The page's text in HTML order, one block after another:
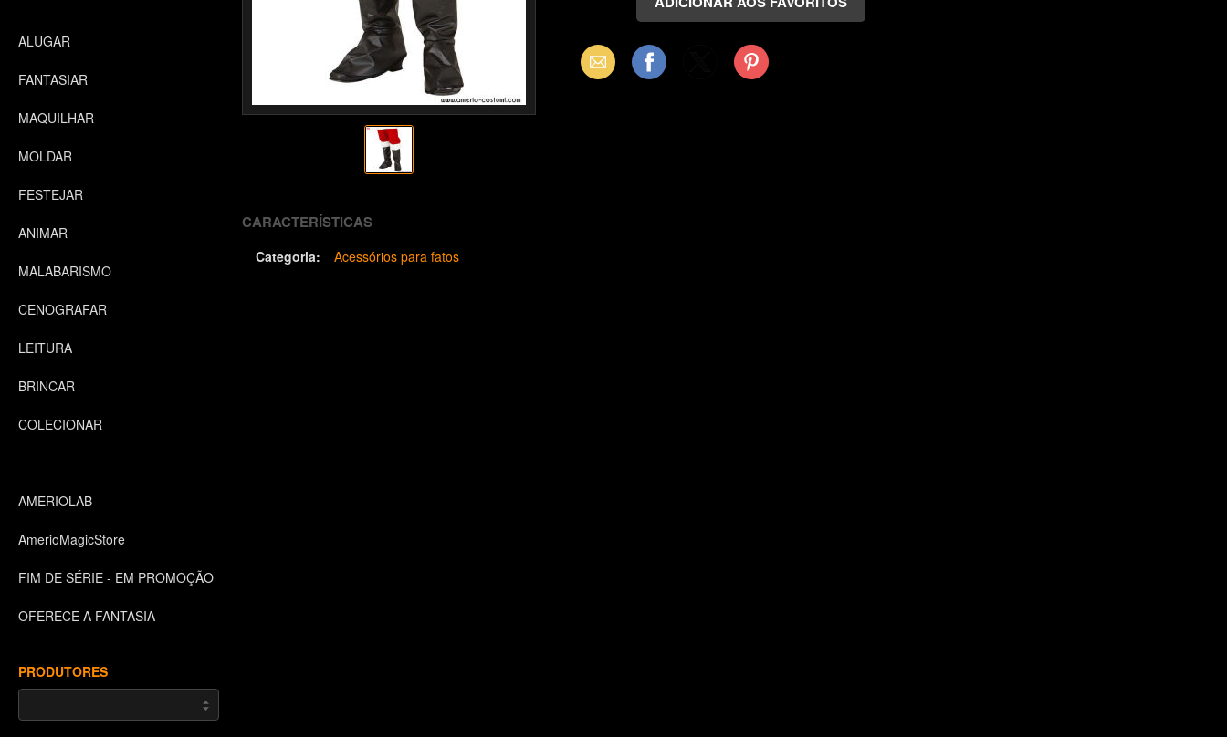
ALUGAR
FANTASIAR
MAQUILHAR
MOLDAR
FESTEJAR
ANIMAR
MALABARISMO
CENOGRAFAR
LEITURA
BRINCAR
COLECIONAR
AMERIOLAB
AmerioMagicStore
FIM DE SÉRIE - EM PROMOÇÃO
OFERECE A FANTASIA
PRODUTORES
Email Facebook Pinterest
CARACTERÍSTICAS
Categoria: Acessórios para fatos